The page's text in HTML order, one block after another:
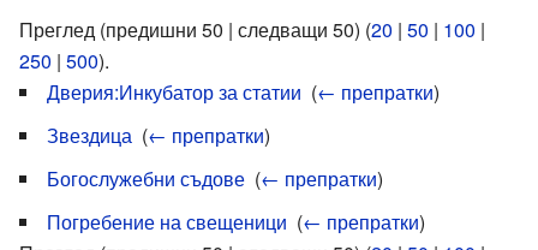
Преглед (предишни 50 | следващи 50) (20 | 50 | 100 |
250 | 500).
Дверия:Инкубатор за статии (← препратки)
Звездица (← препратки)
Богослужебни съдове (← препратки)
Погребение на свещеници (← препратки)